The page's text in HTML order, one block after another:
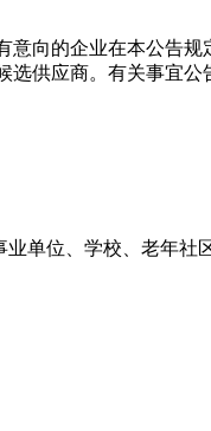
向的企业在本公告
供应商。有关事宜公
单位、学校、老年社